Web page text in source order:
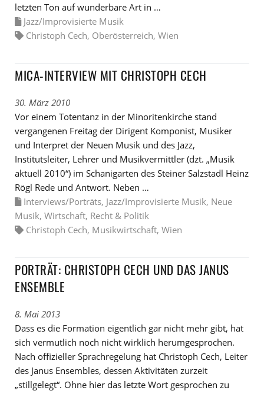
letzten Ton auf wunderbare Art in …
Jazz/Improvisierte Musik
Christoph Cech, Oberösterreich, Wien
MICA-INTERVIEW MIT CHRISTOPH CECH
30. März 2010
Vor einem Totentanz in der Minoritenkirche stand
vergangenen Freitag der Dirigent Komponist, Musiker
und Interpret der Neuen Musik und des Jazz,
Institutsleiter, Lehrer und Musikvermittler (dzt. „Musik
aktuell 2010“) im Schanigarten des Steiner Salzstadl Heinz
Rögl Rede und Antwort. Neben …
Interviews/Porträts, Jazz/Improvisierte Musik, Neue
Musik, Wirtschaft, Recht & Politik
Christoph Cech, Musikwirtschaft, Wien
PORTRÄT: CHRISTOPH CECH UND DAS JANUS
ENSEMBLE
8. Mai 2013
Dass es die Formation eigentlich gar nicht mehr gibt, hat
sich vermutlich noch nicht wirklich herumgesprochen.
Nach offizieller Sprachregelung hat Christoph Cech, Leiter
des Janus Ensembles, dessen Aktivitäten zurzeit
„stillgelegt“. Ohne hier das letzte Wort gesprochen zu